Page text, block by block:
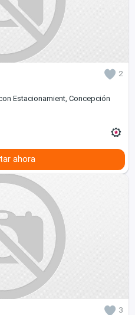
2
Estacionamient, Concepción
ahora
3